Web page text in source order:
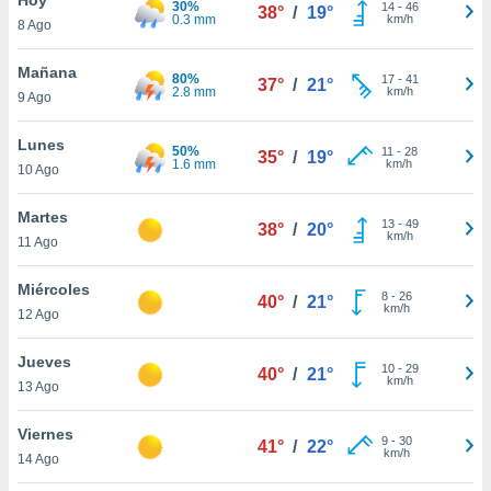
en
más
nuestra
de
cookies
aceptar
8 Ago
30%
0.3 mm
38° / 19° 14- 46
km/h
Mañana
9 Ago
80%
2.8 mm
37° / 21° 17- 41
km/h
Lunes
10 Ago
50%
1.6 mm
35° / 19° 11 - 28
km/h
Martes
11 Ago
38° / 20° 13- 49
km/h
Miércoles
12 Ago
40° / 21° 8- 26
km/h
Jueves
13 Ago
40° / 21° 10- 29
km/h
Viernes
14 Ago
41° / 22° 9- 30
km/h